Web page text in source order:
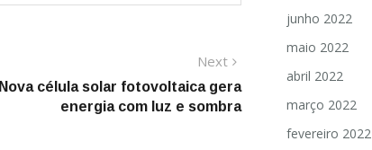
Next
post:
Nova célula solar fotovoltaica gera
energia com luz e sombra
junho 2022
maio 2022
abril 2022
março 2022
fevereiro 2022